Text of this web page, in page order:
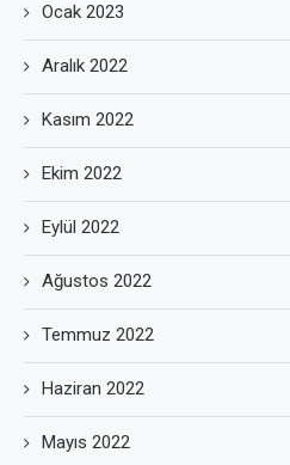
Ocak 2023
Aralık 2022
Kasım 2022
Ekim 2022
Eylül 2022
Ağustos 2022
Temmuz 2022
Haziran 2022
Mayıs 2022